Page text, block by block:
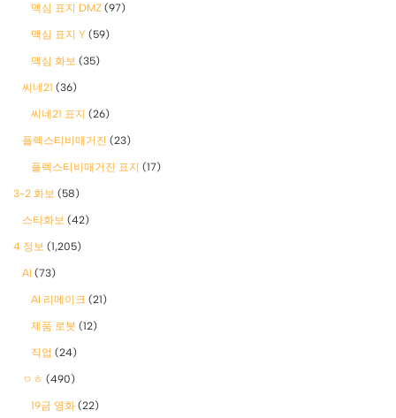
맥심 표지 DMZ (97)
맥심 표지 Y (59)
맥심 화보 (35)
씨네21 (36)
씨네21 표지 (26)
플렉스티비매거진 (23)
플렉스티비매거진 표지 (17)
3-2 화보 (58)
스타화보 (42)
4 정보 (1,205)
AI (73)
AI 리메이크 (21)
제품 로봇 (12)
직업 (24)
ㅇㅎ (490)
19금 영화 (22)